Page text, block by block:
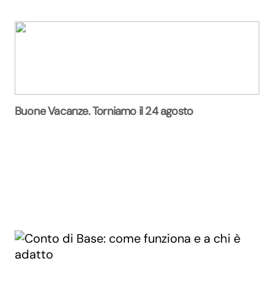
Buone Vacanze. Torniamo il 24 agosto